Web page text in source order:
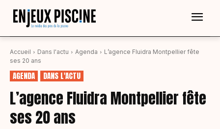
Accueil Dans l'actu Agenda
L’agence Fluidra Montpellier fête
ses 20 ans
AGENDA DANS L'ACTU
L’agence Fluidra Montpellier fête
ses 20 ans